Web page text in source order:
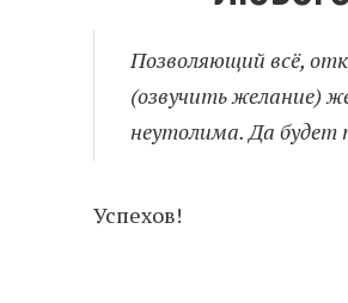
Позволяющий всё,
(озвучить желание)
неутолима. Да будет
Успехов!